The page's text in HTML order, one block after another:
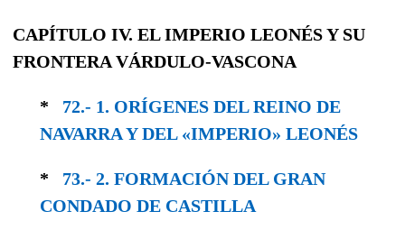
CAPÍTULO IV. EL IMPERIO LEONÉS Y SU
FRONTERA VÁRDULO-VASCONA
* 72.- 1. ORÍGENES DEL REINO DE
NAVARRA Y DEL «IMPERIO» LEONÉS
* 73.- 2. FORMACIÓN DEL GRAN
CONDADO DE CASTILLA